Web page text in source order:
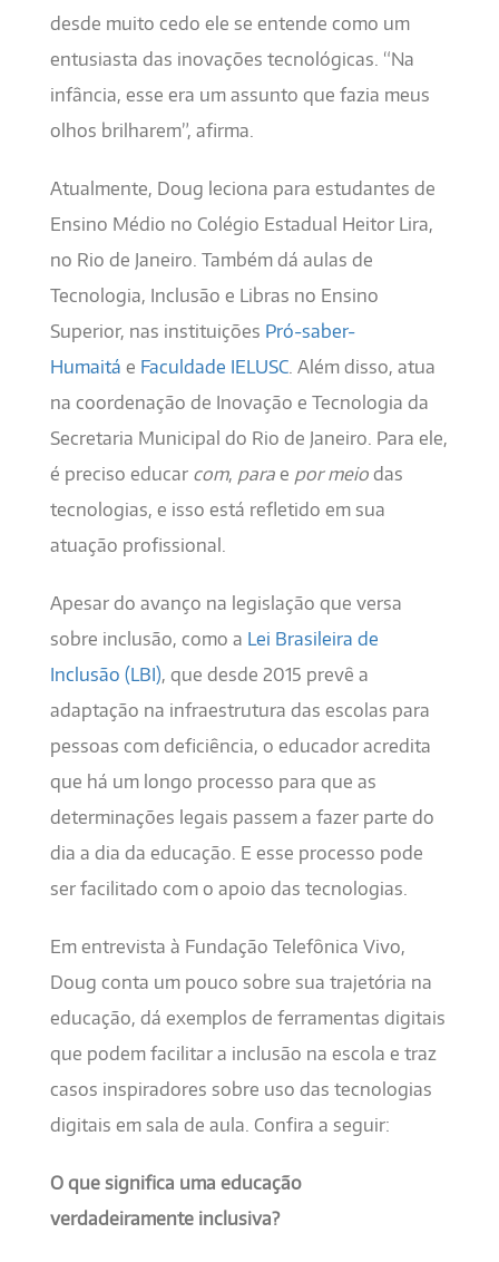
desde muito cedo ele se entende como um
entusiasta das inovações tecnológicas. “Na
infância, esse era um assunto que fazia meus
olhos brilharem”, afirma.
Atualmente, Doug leciona para estudantes de
Ensino Médio no Colégio Estadual Heitor Lira,
no Rio de Janeiro. Também dá aulas de
Tecnologia, Inclusão e Libras no Ensino
Superior, nas instituições Pró-saber-
Humaitá e Faculdade IELUSC . Além disso, atua
na coordenação de Inovação e Tecnologia da
Secretaria Municipal do Rio de Janeiro. Para ele,
é preciso educar com, para e por meio das
tecnologias, e isso está refletido em sua
atuação profissional.
Apesar do avanço na legislação que versa
sobre inclusão, como a Lei Brasileira de
Inclusão (LBI), que desde 2015 prevê a
adaptação na infraestrutura das escolas para
pessoas com deficiência, o educador acredita
que há um longo processo para que as
determinações legais passem a fazer parte do
dia a dia da educação. E esse processo pode
ser facilitado com o apoio das tecnologias.
Em entrevista à Fundação Telefônica Vivo,
Doug conta um pouco sobre sua trajetória na
educação, dá exemplos de ferramentas digitais
que podem facilitar a inclusão na escola e traz
casos inspiradores sobre uso das tecnologias
digitais em sala de aula. Confira a seguir:
O que significa uma educação
verdadeiramente inclusiva?